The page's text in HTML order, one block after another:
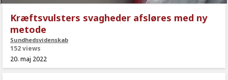
Kræftsvulsters svagheder afsløres med ny
metode
Sundhedsvidenskab
152 views
20. maj 2022